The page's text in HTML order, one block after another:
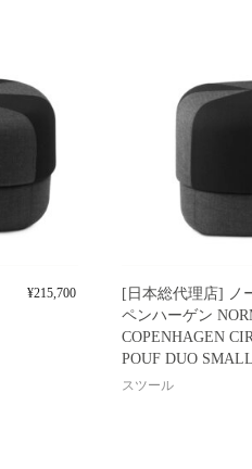
¥215,700
[日本総代理店] ノ
ペンハーゲン
COPENHAGEN
POUF DUO SMALL
スツール